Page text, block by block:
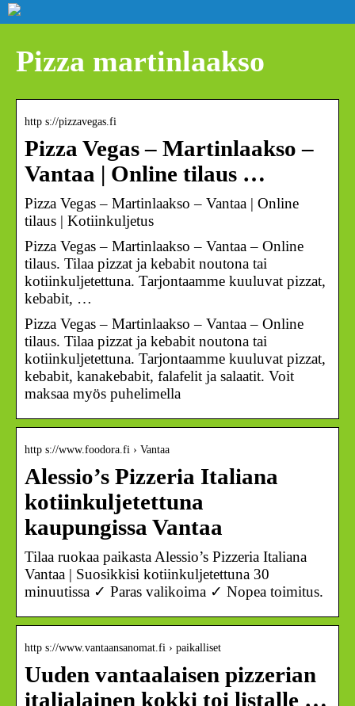
Pizza martinlaakso
http s://pizzavegas.fi
Pizza Vegas – Martinlaakso –
Vantaa | Online tilaus …
Pizza Vegas – Martinlaakso – Vantaa | Online
tilaus | Kotiinkuljetus
Pizza Vegas – Martinlaakso – Vantaa – Online
tilaus. Tilaa pizzat ja kebabit noutona tai
kotiinkuljetettuna. Tarjontaamme kuuluvat pizzat,
kebabit, …
Pizza Vegas – Martinlaakso – Vantaa – Online
tilaus. Tilaa pizzat ja kebabit noutona tai
kotiinkuljetettuna. Tarjontaamme kuuluvat pizzat,
kebabit, kanakebabit, falafelit ja salaatit. Voit
maksaa myös puhelimella
http s://www.foodora.fi › Vantaa
Alessio’s Pizzeria Italiana
kotiinkuljetettuna
kaupungissa Vantaa
Tilaa ruokaa paikasta Alessio’s Pizzeria Italiana
Vantaa | Suosikkisi kotiinkuljetettuna 30
minuutissa ✓ Paras valikoima ✓ Nopea toimitus.
http s://www.vantaansanomat.fi › paikalliset
Uuden vantaalaisen pizzerian
italialainen kokki toi listalle …